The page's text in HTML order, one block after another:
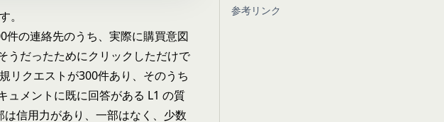
。
件の連絡先のうち、実際に購買意図
うだったためにクリックしただけで
リクエストが300件あり、そのうち
ュメントに既に回答がある L1 の質
信用力があり、一部はなく、少数
参考リンク